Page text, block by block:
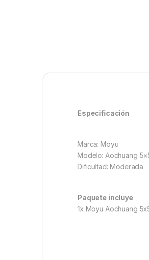
Especificación
Marca: Moyu
Modelo: Aochuang
Dificultad: Moderada
Paquete incluye
1x Moyu Aochuang